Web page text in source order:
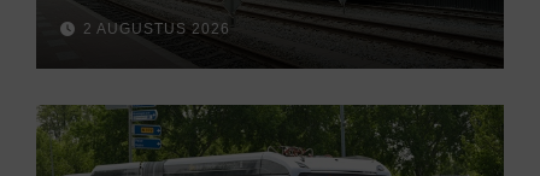
2 AUGUSTUS 2026